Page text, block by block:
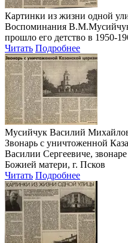
Картинки из жизни одной
Воспоминания
прошло его детство в 1950-
Читать Подробнее
Мусийчук Василий
Звонарь с уничтоженной
Василии Сергеевиче,
Божией матери, г. Псков
Читать Подробнее